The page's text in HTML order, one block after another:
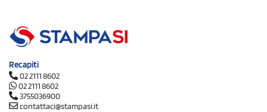
Recapiti
02 2111 8602
02 2111 8602
3755036900
contattaci@stampasi.it